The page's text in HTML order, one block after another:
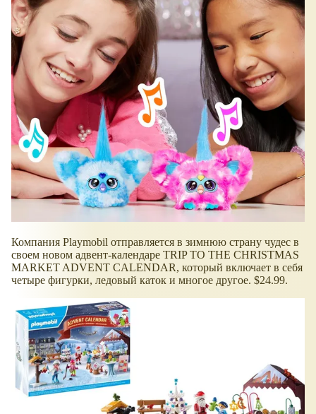
Компания Playmobil отправляется в зимнюю страну чудес в
своем новом адвент-календаре TRIP TO THE CHRISTMAS
MARKET ADVENT CALENDAR, который включает в себя
четыре фигурки, ледовый каток и многое другое. $24.99.